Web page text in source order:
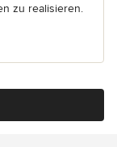
zu realisieren.